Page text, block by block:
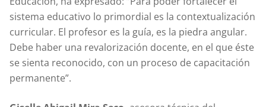
sistema educativo lo primordial es la contextualización
curricular. El profesor es la guía, es la piedra angular.
Debe haber una revalorización docente, en el que éste
se sienta reconocido, con un proceso de capacitación
permanente”.